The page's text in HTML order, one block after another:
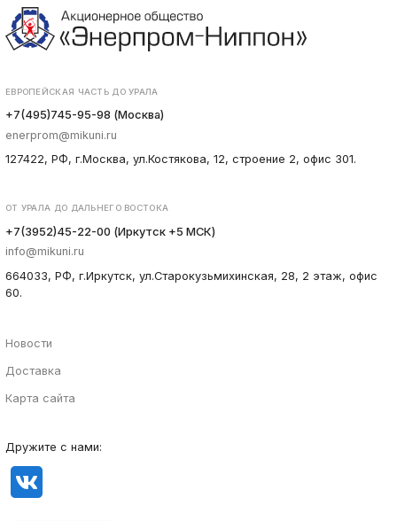
ЕВРОПЕЙСКАЯ ЧАСТЬ ДО УРАЛА
+7(495)745-95-98 (Москва)
enerprom@mikuni.ru
127422, РФ, г.Москва, ул.Костякова, 12, строение 2, офис 301.
ОТ УРАЛА ДО ДАЛЬНЕГО ВОСТОКА
+7(3952)45-22-00 (Иркутск +5 МСК)
info@mikuni.ru
664033, РФ, г.Иркутск, ул.Старокузьмихинская, 28, 2 этаж, офис
60.
Новости
Доставка
Карта сайта
Дружите с нами: